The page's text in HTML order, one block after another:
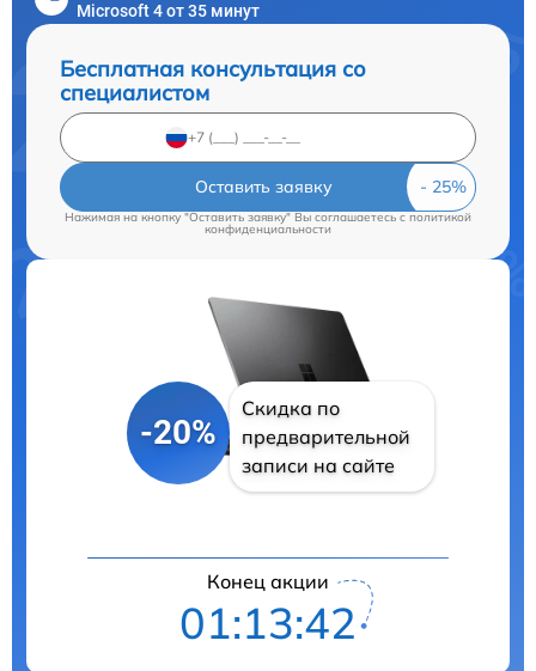
Microsoft 4 от 35 минут
Бесплатная консультация со
специалистом
Оставить заявку
Нажимая на кнопку "Оставить заявку" Вы соглашаетесь cполитикой
конфиденциальности
-20%
Скидка по
предварительной
записи на сайте
Конец акции
01:13:41